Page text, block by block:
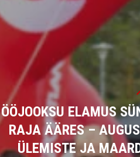
ÖÖJOOKSU ELAMUS
RAJA ÄÄRES –
ÜLEMISTE JA